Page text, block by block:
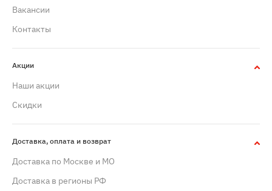
Вакансии
Контакты
Акции
Наши акции
Скидки
Доставка, оплата и возврат
Доставка по Москве и МО
Доставка в регионы РФ